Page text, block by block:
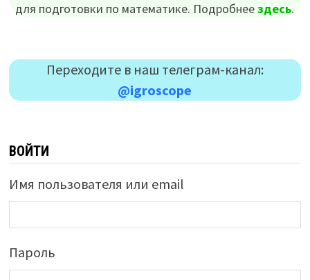
для подготовки по математике. Подробнеездесь.
Переходите в наш телеграм-канал:
@igroscope
ВОЙТИ
Имя пользователя или email
Пароль